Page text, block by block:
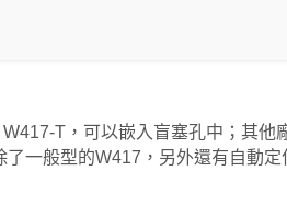
T，可以嵌入盲塞孔中；其他
一般型的W417，另外還有自動定